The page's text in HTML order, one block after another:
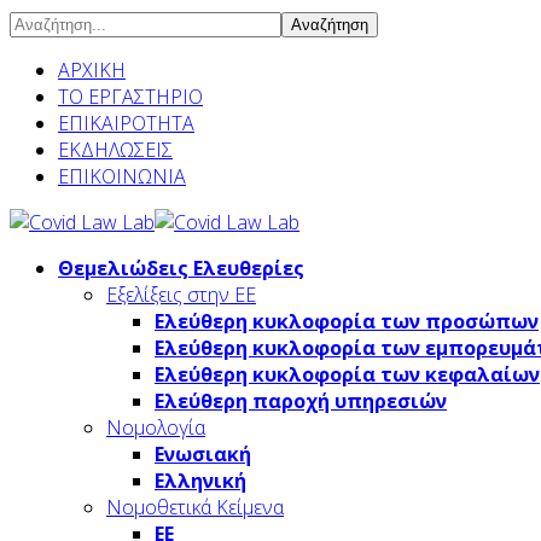
Αναζήτηση
ΑΡΧΙΚΗ
ΤΟ ΕΡΓΑΣΤΗΡΙΟ
ΕΠΙΚΑΙΡΟΤΗΤΑ
ΕΚΔΗΛΩΣΕΙΣ
ΕΠΙΚΟΙΝΩΝΙΑ
Θεμελιώδεις Ελευθερίες
Εξελίξεις στην ΕΕ
Ελεύθερη κυκλοφορία των προσώπων
Ελεύθερη κυκλοφορία των
Ελεύθερη κυκλοφορία των κεφαλαίων
Ελεύθερη παροχή υπηρεσιών
Νομολογία
Ενωσιακή
Ελληνική
Νομοθετικά Κείμενα
ΕΕ